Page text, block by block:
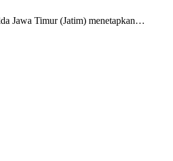
Jawa Timur (Jatim) menetapkan…